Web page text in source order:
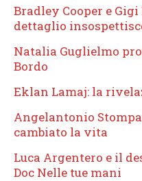
Bradley Cooper e
dettaglio
Natalia Guglielmo
Bordo
Eklan Lamaj: la
Angelantonio
cambiato la vita
Luca Argentero e il
Doc Nelle tue mani